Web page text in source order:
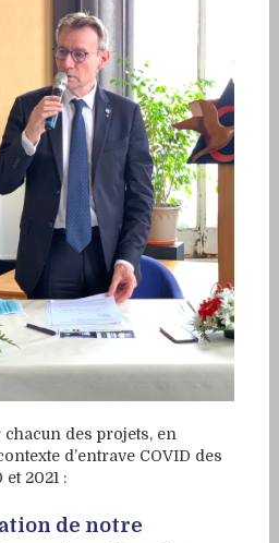
des projets, en
d’entrave COVID des
2021 :
de notre